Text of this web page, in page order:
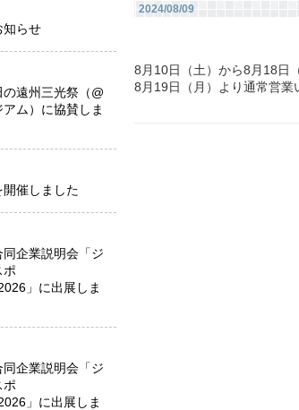
2024/08/09
8月10日（土）から8月18日
8月19日（月）より通常営業
知らせ
遠州三光祭（@
ム）に協賛しま
催しました
企業説明会「ジ
ポ
」に出展しま
企業説明会「ジ
ポ
」に出展しま